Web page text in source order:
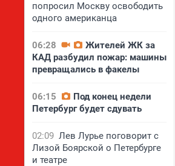
попросил Москву освободить
одного американца
06:28
Жителей ЖК за
КАД разбудил пожар: машины
превращались в факелы
06:15
Под конец недели
Петербург будет сдувать
02:09 Лев Лурье поговорит с
Лизой Боярской о Петербурге
и театре